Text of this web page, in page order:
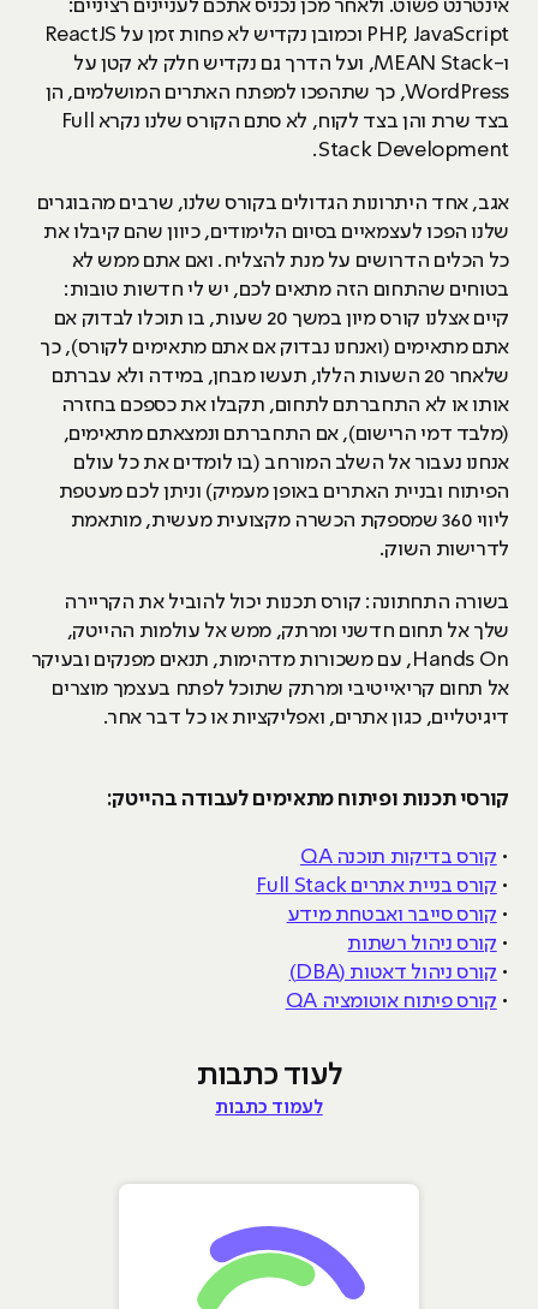
אינטרנט פשוט. ולאחר מכן נכניס אתכם לעניינים רציניים:
PHP, JavaScript וכמובן נקדיש לא פחות זמן על ReactJS
ו-MEAN Stack, ועל הדרך גם נקדיש חלק לא קטן על
WordPress, כך שתהפכו למפתח האתרים המושלמים, הן
בצד שרת והן בצד לקוח, לא סתם הקורס שלנו נקרא Full
Stack Development.
אגב, אחד היתרונות הגדולים בקורס שלנו, שרבים מהבוגרים
שלנו הפכו לעצמאיים בסיום הלימודים, כיוון שהם קיבלו את
כל הכלים הדרושים על מנת להצליח. ואם אתם ממש לא
בטוחים שהתחום הזה מתאים לכם, יש לי חדשות טובות:
קיים אצלנו קורס מיון במשך 20 שעות, בו תוכלו לבדוק אם
אתם מתאימים (ואנחנו נבדוק אם אתם מתאימים לקורס), כך
שלאחר 20 השעות הללו, תעשו מבחן, במידה ולא עברתם
אותו או לא התחברתם לתחום, תקבלו את כספכם בחזרה
(מלבד דמי הרישום), אם התחברתם ונמצאתם מתאימים,
אנחנו נעבור אל השלב המורחב (בו לומדים את כל עולם
הפיתוח ובניית האתרים באופן מעמיק) וניתן לכם מעטפת
ליווי 360 שמספקת הכשרה מקצועית מעשית, מותאמת
לדרישות השוק.
בשורה התחתונה: קורס תכנות יכול להוביל את הקריירה
שלך אל תחום חדשני ומרתק, ממש אל עולמות ההייטק,
Hands On, עם משכורות מדהימות, תנאים מפנקים ובעיקר
אל תחום קריאייטיבי ומרתק שתוכל לפתח בעצמך מוצרים
דיגיטליים, כגון אתרים, ואפליקציות או כל דבר אחר.
קורסי תכנות ופיתוח מתאימים לעבודה בהייטק:
• קורס בדיקות תוכנה QA
• קורס בניית אתרים Full Stack
• קורס סייבר ואבטחת מידע
• קורס ניהול רשתות
• קורס ניהול דאטות (DBA)
• קורס פיתוח אוטומציה QA
לעוד כתבות
לעמוד כתבות